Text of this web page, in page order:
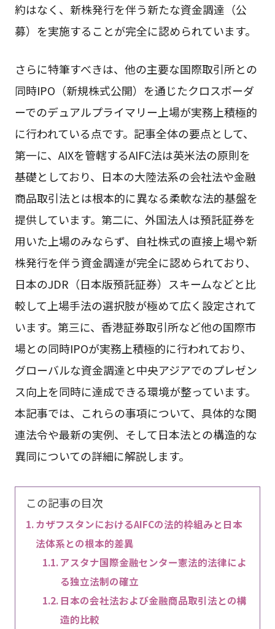
約はなく、新株発行を伴う新たな資金調達（公
募）を実施することが完全に認められています。
さらに特筆すべきは、他の主要な国際取引所との
同時IPO（新規株式公開）を通じたクロスボーダ
ーでのデュアルプライマリー上場が実務上積極的
に行われている点です。記事全体の要点として、
第一に、AIXを管轄するAIFC法は英米法の原則を
基礎としており、日本の大陸法系の会社法や金融
商品取引法とは根本的に異なる柔軟な法的基盤を
提供しています。第二に、外国法人は預託証券を
用いた上場のみならず、自社株式の直接上場や新
株発行を伴う資金調達が完全に認められており、
日本のJDR（日本版預託証券）スキームなどと比
較して上場手法の選択肢が極めて広く設定されて
います。第三に、香港証券取引所など他の国際市
場との同時IPOが実務上積極的に行われており、
グローバルな資金調達と中央アジアでのプレゼン
ス向上を同時に達成できる環境が整っています。
本記事では、これらの事項について、具体的な関
連法令や最新の実例、そして日本法との構造的な
異同についての詳細に解説します。
この記事の目次
カザフスタンにおけるAIFCの法的枠組みと日本
法体系との根本的差異
アスタナ国際金融センター憲法的法律によ
る独立法制の確立
日本の会社法および金融商品取引法との構
造的比較